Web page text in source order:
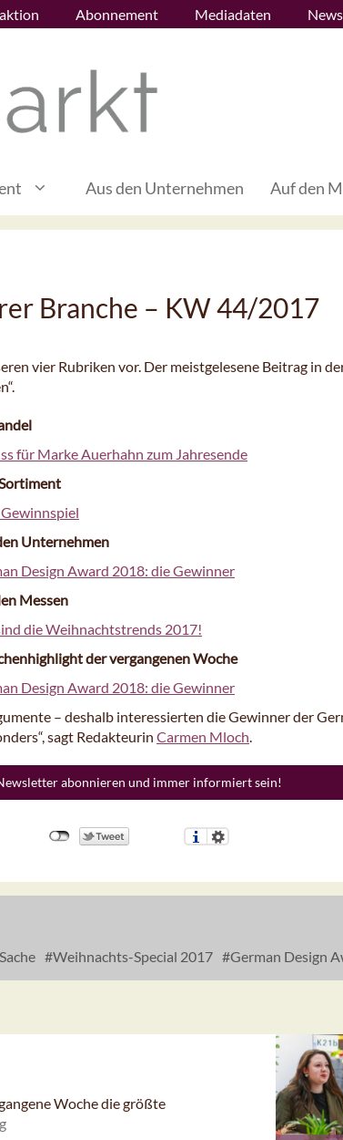
Abonnement Mediadaten
Aus den Unternehmen Auf den
Branche – KW 44/2017
vier Rubriken vor. Der meistgelesene Beitrag in
für Marke Auerhahn zum Jahresende
Unternehmen
Design Award 2018: die Gewinner
Messen
die Weihnachtstrends 2017!
der vergangenen Woche
Design Award 2018: die Gewinner
– deshalb interessierten die Gewinner der
sagt Redakteurin Carmen Mloch.
abonnieren und immer informiert sein!
Weihnachts-Special 2017 German Design
Woche die größte